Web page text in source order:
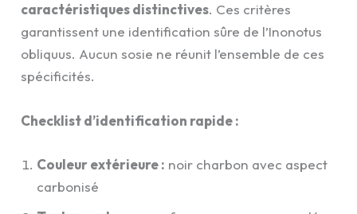
caractéristiques distinctives. Ces critères
garantissent une identification sûre de l’Inonotus
obliquus. Aucun sosie ne réunit l’ensemble de ces
spécificités.
Checklist d’identification rapide :
Couleur extérieure : noir charbon avec aspect
carbonisé